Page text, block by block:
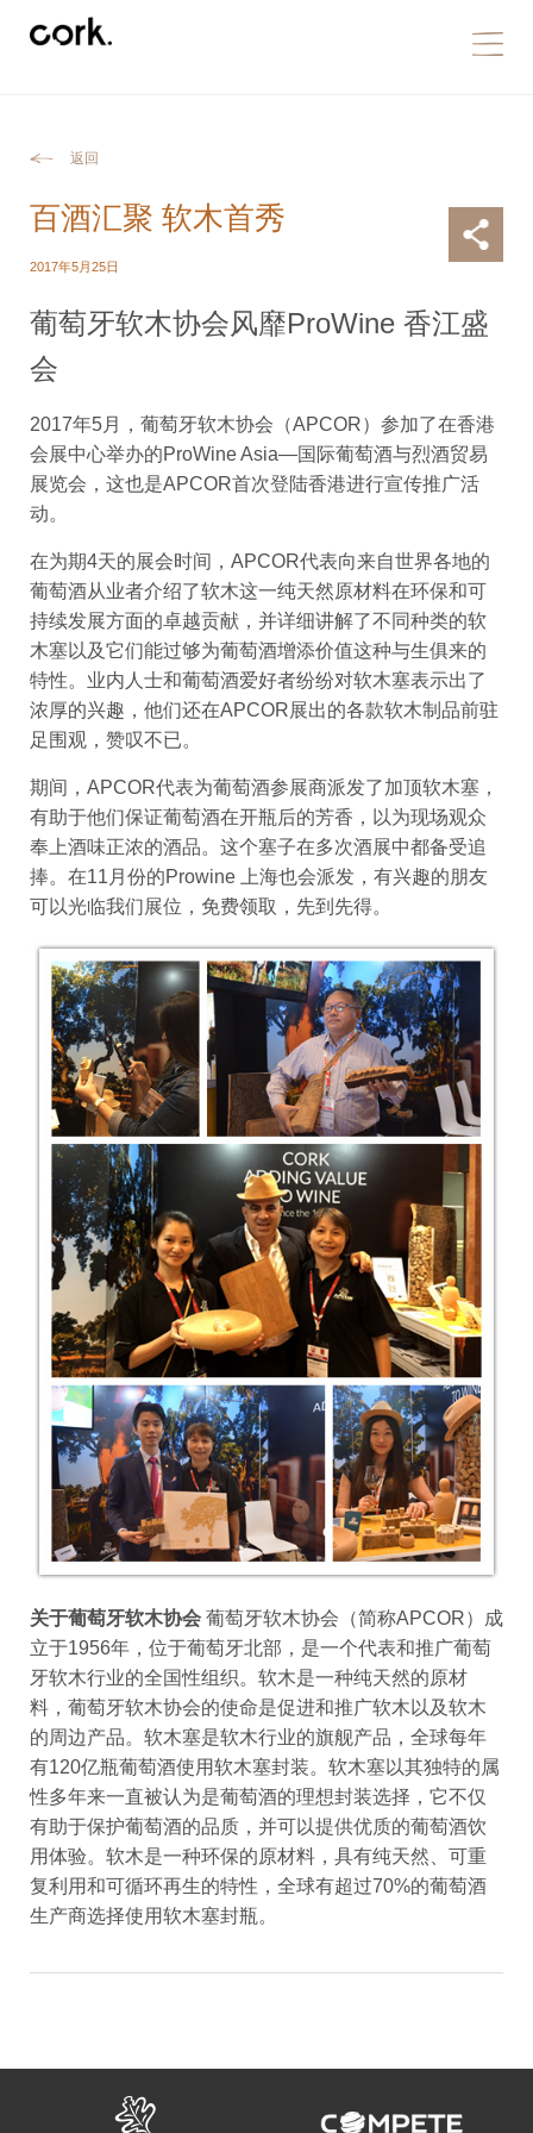
返回
百酒汇聚 软木首秀
2017年5月25日
葡萄牙软木协会风靡ProWine 香江盛
会
2017年5月，葡萄牙软木协会（APCOR）参加了在香港
会展中心举办的ProWine Asia—国际葡萄酒与烈酒贸易
展览会，这也是APCOR首次登陆香港进行宣传推广活
动。
在为期4天的展会时间，APCOR代表向来自世界各地的
葡萄酒从业者介绍了软木这一纯天然原材料在环保和可
持续发展方面的卓越贡献，并详细讲解了不同种类的软
木塞以及它们能过够为葡萄酒增添价值这种与生俱来的
特性。业内人士和葡萄酒爱好者纷纷对软木塞表示出了
浓厚的兴趣，他们还在APCOR展出的各款软木制品前驻
足围观，赞叹不已。
期间，APCOR代表为葡萄酒参展商派发了加顶软木塞，
有助于他们保证葡萄酒在开瓶后的芳香，以为现场观众
奉上酒味正浓的酒品。这个塞子在多次酒展中都备受追
捧。在11月份的Prowine 上海也会派发，有兴趣的朋友
可以光临我们展位，免费领取，先到先得。
关于葡萄牙软木协会 葡萄牙软木协会（简称APCOR）成
立于1956年，位于葡萄牙北部，是一个代表和推广葡萄
牙软木行业的全国性组织。软木是一种纯天然的原材
料，葡萄牙软木协会的使命是促进和推广软木以及软木
的周边产品。软木塞是软木行业的旗舰产品，全球每年
有120亿瓶葡萄酒使用软木塞封装。软木塞以其独特的属
性多年来一直被认为是葡萄酒的理想封装选择，它不仅
有助于保护葡萄酒的品质，并可以提供优质的葡萄酒饮
用体验。软木是一种环保的原材料，具有纯天然、可重
复利用和可循环再生的特性，全球有超过70%的葡萄酒
生产商选择使用软木塞封瓶。